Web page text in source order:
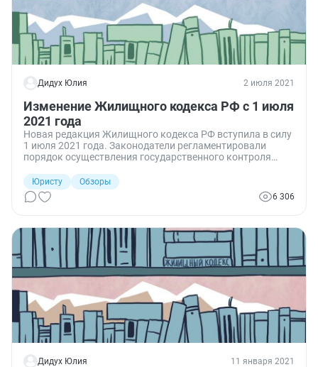
Дидух Юлия 2 июля 2021
Изменение Жилищного кодекса РФ с 1 июля
2021 года
Новая редакция Жилищного кодекса РФ вступила в силу
1 июля 2021 года. Законодатели регламентировали
порядок осуществления государственного контроля
порядок предоставления субсидий на оплату жилого
помещения и коммунальных услуг.
Юристу
Обзоры
6 306
Дидух Юлия 11 января 2021